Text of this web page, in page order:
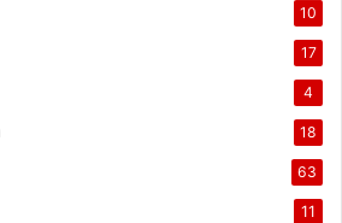
10
17
4
18
63
11